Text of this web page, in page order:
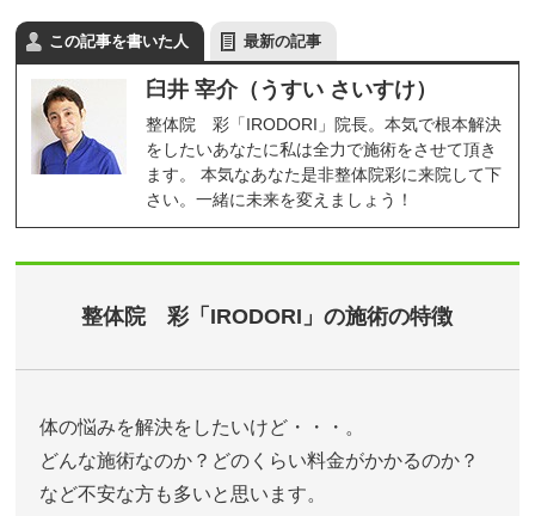
この記事を書いた人 最新の記事
臼井 宰介（うすい さいすけ）
整体院 彩「IRODORI」院長。本気で根本解決
をしたいあなたに私は全力で施術をさせて頂き
ます。 本気なあなた是非整体院彩に来院して下
さい。一緒に未来を変えましょう！
整体院 彩「IRODORI」の施術の特徴
体の悩みを解決をしたいけど・・・。
どんな施術なのか？どのくらい料金がかかるのか？
など不安な方も多いと思います。